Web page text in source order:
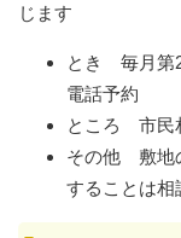
じます
とき 毎月第
電話予約
ところ 市民
その他 敷地
することは相